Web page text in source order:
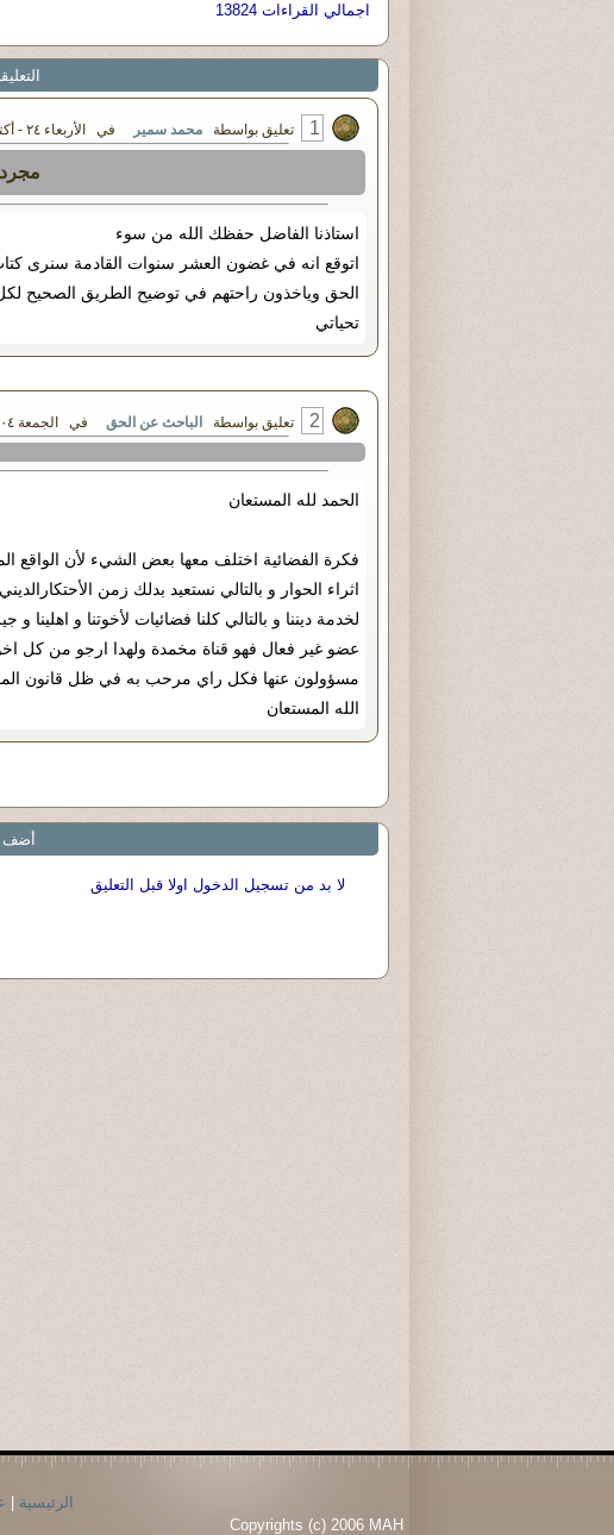
اجمالي القراءات 13824
1 تعليق بواسطة محمد سمير في الأربعاء ٢٤ - أكتوبر - ٢٠٠٧ ١٢:٠٠ صباحاً
استاذنا الفاضل حفظك الله من سوء
اتوقع انه في غضون العشر سنوات القادمة سنرى
الحق وياخذون راحتهم في توضيح الطريق الصحيح
تحياتي
2 تعليق بواسطة الباحث عن الحق في الجمعة ٠٤ - يناير - ٢٠٠٨ ١٢:٠٠ صباحاً
الحمد لله المستعان
فكرة الفضائية اختلف معها بعض الشيء لأن الواقع
اثراء الحوار و بالتالي نستعيد بدلك زمن
لخدمة ديننا و بالتالي كلنا فضائيات لأخوتنا و
عضو غير فعال فهو قناة مخمدة ولهدا ارجو من كل
مسؤولون عنها فكل راي مرحب به في ظل قانون
الله المستعان
أضف
لا بد من تسجيل الدخول اولا قبل التعليق
الرئيسية
Copyrights (c) 2006 MAH